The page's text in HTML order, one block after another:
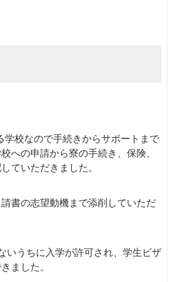
学校なので手続きからサポートまで
への申請から寮の手続き、保険、
ていただきました。
書の志望動機まで添削していただ
いうちに入学が許可され、学生ビザ
ました。